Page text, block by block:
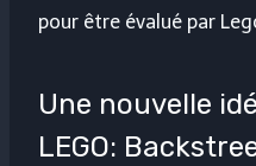
pour être évalué par
Une nouvelle
LEGO: